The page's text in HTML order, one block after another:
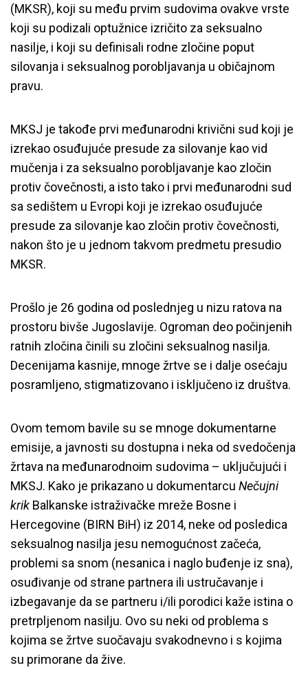
(MKSR), koji su među prvim sudovima ovakve vrste
koji su podizali optužnice izričito za seksualno
nasilje, i koji su definisali rodne zločine poput
silovanja i seksualnog porobljavanja u običajnom
pravu.
MKSJ je takođe prvi međunarodni krivični sud koji je
izrekao osuđujuće presude za silovanje kao vid
mučenja i za seksualno porobljavanje kao zločin
protiv čovečnosti, a isto tako i prvi međunarodni sud
sa sedištem u Evropi koji je izrekao osuđujuće
presude za silovanje kao zločin protiv čovečnosti,
nakon što je u jednom takvom predmetu presudio
MKSR.
Prošlo je 26 godina od poslednjeg u nizu ratova na
prostoru bivše Jugoslavije. Ogroman deo počinjenih
ratnih zločina činili su zločini seksualnog nasilja.
Decenijama kasnije, mnoge žrtve se i dalje osećaju
posramljeno, stigmatizovano i isključeno iz društva.
Ovom temom bavile su se mnoge dokumentarne
emisije, a javnosti su dostupna i neka od svedočenja
žrtava na međunarodnoim sudovima – uključujući i
MKSJ. Kako je prikazano u dokumentarcu Nečujni
krik Balkanske istraživačke mreže Bosne i
Hercegovine (BIRN BiH) iz 2014, neke od posledica
seksualnog nasilja jesu nemogućnost začeća,
problemi sa snom (nesanica i naglo buđenje iz sna),
osuđivanje od strane partnera ili ustručavanje i
izbegavanje da se partneru i/ili porodici kaže istina o
pretrpljenom nasilju. Ovo su neki od problema s
kojima se žrtve suočavaju svakodnevno i s kojima
su primorane da žive.